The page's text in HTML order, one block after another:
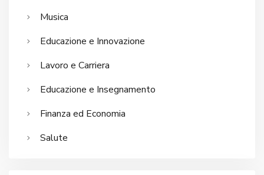
Musica
Educazione e Innovazione
Lavoro e Carriera
Educazione e Insegnamento
Finanza ed Economia
Salute